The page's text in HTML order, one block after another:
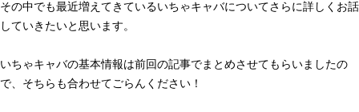
その中でも最近増えてきているいちゃキャバについてさらに詳しくお話
していきたいと思います。
いちゃキャバの基本情報は前回の記事でまとめさせてもらいましたの
で、そちらも合わせてごらんください！